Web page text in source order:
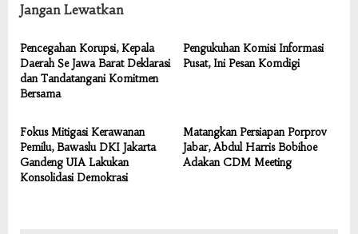
Jangan Lewatkan
Pencegahan Korupsi, Kepala
Daerah Se Jawa Barat Deklarasi
dan Tandatangani Komitmen
Bersama
Pengukuhan Komisi Informasi
Pusat, Ini Pesan Komdigi
Fokus Mitigasi Kerawanan
Pemilu, Bawaslu DKI Jakarta
Gandeng UIA Lakukan
Konsolidasi Demokrasi
Matangkan Persiapan Porprov
Jabar, Abdul Harris Bobihoe
Adakan CDM Meeting